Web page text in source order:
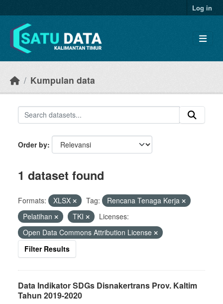
Log in
Kumpulan data
Order by
1 dataset found
Formats: XLSX Tag:
Rencana Tenaga Kerja
Pelatihan
TKI
Licenses:
Open Data Commons Attribution License
Filter Results
Data Indikator SDGs Disnakertrans Prov. Kaltim
Tahun 2019-2020